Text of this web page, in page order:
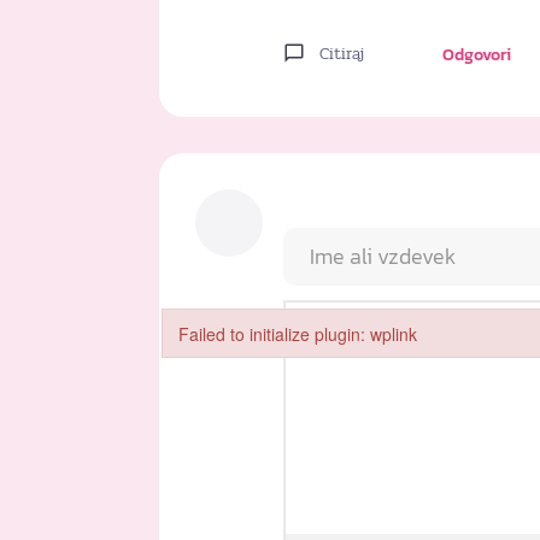
Citiraj Odgovori
Failed to initialize plugin: wplink
Failed to initialize plugin: wplink